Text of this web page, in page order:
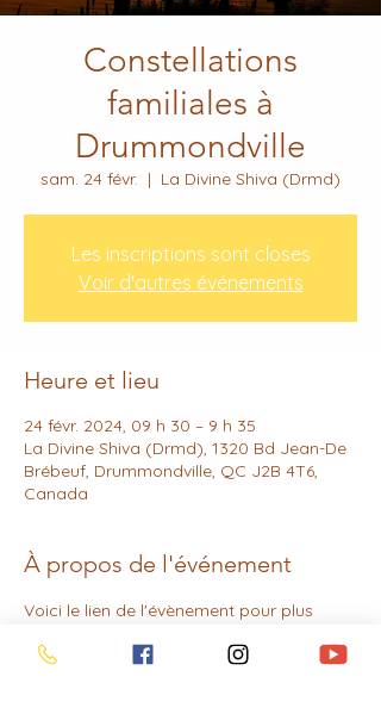
Constellations
familiales à
Drummondville
sam. 24 févr.
  |
La Divine Shiva (Drmd)
Les inscriptions sont closes
Voir d'autres événements
Heure et lieu
24 févr. 2024, 09 h 30 – 9 h 35
La Divine Shiva (Drmd), 1320 Bd Jean-De
Brébeuf, Drummondville, QC J2B 4T6,
Canada
À propos de l'événement
Voici le lien de l'évènement pour plus
Drummondville